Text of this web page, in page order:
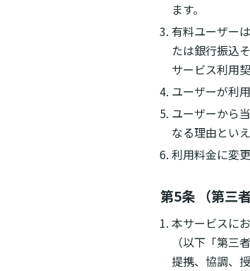
ます。
有料ユーザー
たは銀行振込
サービス利用
ユーザーが利
ユーザーから
なる理由とい
利用料金に変
第5条 （第三
本サービスに
（以下「第
提携、協調、